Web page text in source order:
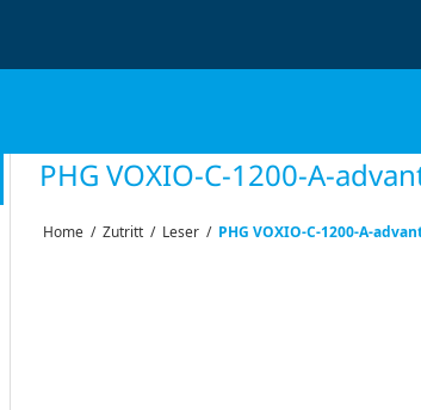
PHG VOXIO-C-1200-A-
Home / Zutritt / Leser / PHG VOXIO-C-1200-A-